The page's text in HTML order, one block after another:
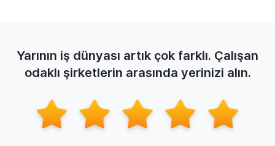
Yarının iş dünyası artık çok farklı. Çalışan
odaklı şirketlerin arasında yerinizi alın.